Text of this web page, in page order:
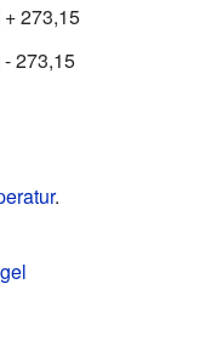
+ 273,15
- 273,15
.